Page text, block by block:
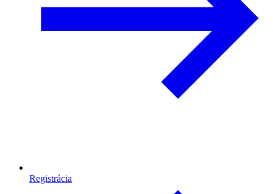
Registrácia